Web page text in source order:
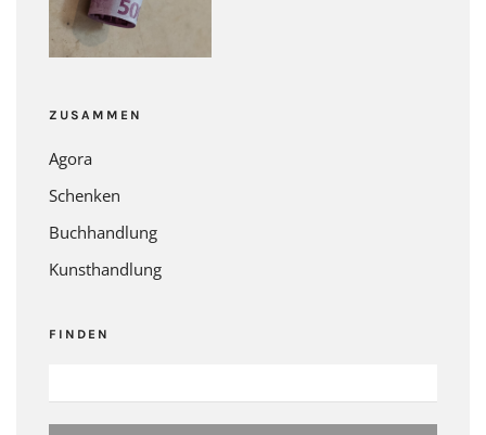
ZUSAMMEN
Agora
Schenken
Buchhandlung
Kunsthandlung
FINDEN